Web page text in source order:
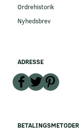
Ordrehistorik
Nyhedsbrev
ADRESSE
BETALINGSMETODER